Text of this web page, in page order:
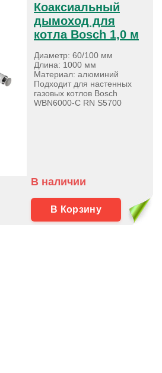
Коаксиальный
дымоход для
котла Bosch 1,0 м
Диаметр: 60/100 мм
Длина: 1000 мм
Материал: алюминий
Подходит для настенных
газовых котлов Bosch
WBN6000-C RN S5700
В наличии
В Корзину